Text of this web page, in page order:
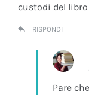
custodi del
RISPONDI
Pare